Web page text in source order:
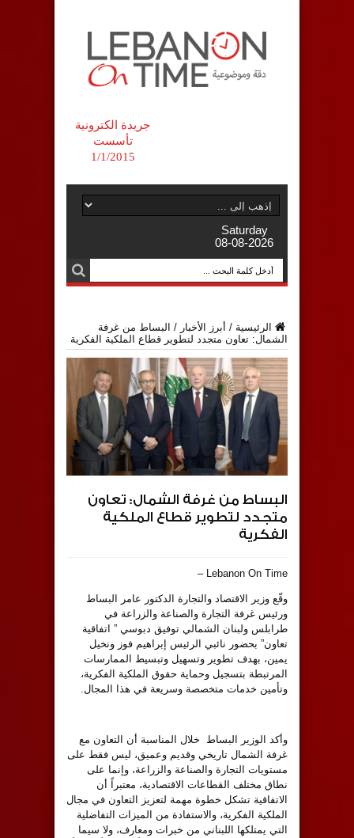
جريدة الكترونية
تأسست
1/1/2015
Saturday
08-08-2026
الرئيسية / أبرز الأخبار / البساط من غرفة
الشمال: تعاون متجدد لتطوير قطاع الملكية الفكرية
البساط من غرفة الشمال: تعاون
متجدد لتطوير قطاع الملكية
الفكرية
Lebanon On Time –
وقّع وزير الاقتصاد والتجارة الدكتور عامر البساط
ورئيس غرفة التجارة والصناعة والزراعة في
طرابلس ولبنان الشمالي توفيق دبوسي ” اتفاقية
تعاون” بحضور نائبي الرئيس إبراهيم فوز ونخيل
يمين، بهدف تطوير وتسهيل وتبسيط الممارسات
المرتبطة بتسجيل وحماية حقوق الملكية الفكرية،
وتأمين خدمات متخصصة وسريعة في هذا المجال.
وأكد الوزير البساط خلال المناسبة أن التعاون مع
غرفة الشمال تاريخي وقديم وعميق، ليس فقط على
مستويات التجارة والصناعة والزراعة، وإنما على
نطاق مختلف القطاعات الاقتصادية، معتبراً أن
الاتفاقية تشكل خطوة مهمة لتعزيز التعاون في مجال
الملكية الفكرية، والاستفادة من الميزات التفاضلية
التي يمتلكها اللبناني من خبرات ومعارف، ولا سيما